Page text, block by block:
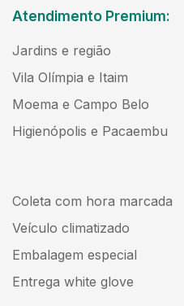
Atendimento Premium:
Jardins e região
Vila Olímpia e Itaim
Moema e Campo Belo
Higienópolis e Pacaembu
Coleta com hora marcada
Veículo climatizado
Embalagem especial
Entrega white glove